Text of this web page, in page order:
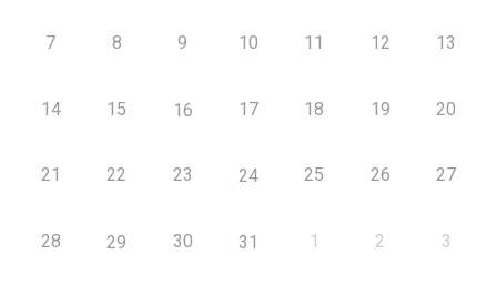
7 8 9 10 11 12 13
14 15 16 17 18 19 20
21 22 23 24 25 26 27
28 29 30 31 1 2 3